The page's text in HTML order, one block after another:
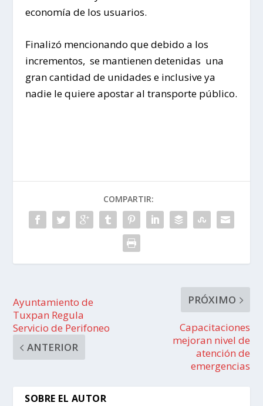
economía de los usuarios.
Finalizó mencionando que debido a los
incrementos, se mantienen detenidas una
gran cantidad de unidades e inclusive ya
nadie le quiere apostar al transporte público.
COMPARTIR:
Ayuntamiento de
Tuxpan Regula
Servicio de Perifoneo
ANTERIOR
PRÓXIMO
Capacitaciones
mejoran nivel de
atención de
emergencias
SOBRE EL AUTOR